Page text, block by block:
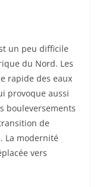
un peu difficile
du Nord. Les
rapide des eaux
provoque aussi
bouleversements
de
La modernité
vers